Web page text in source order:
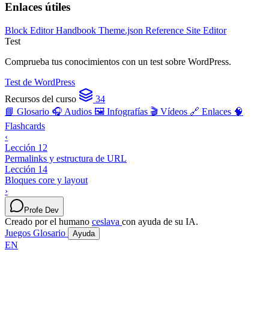
Enlaces útiles
Block Editor Handbook Theme.json Reference Site Editor
Test
Comprueba tus conocimientos con un test sobre WordPress.
Test de WordPress
Recursos del curso
34
📘 Glosario 🎧 Audios 🖼️ Infografías 🎬 Vídeos 🔗 Enlaces 🧠
Flashcards
‹
Lección 12
Permalinks y estructura de URL
Lección 14
Bloques core y layout
›
Profe Dev
Creado por el humano ceslava con ayuda de su IA.
Juegos Glosario Ayuda
EN